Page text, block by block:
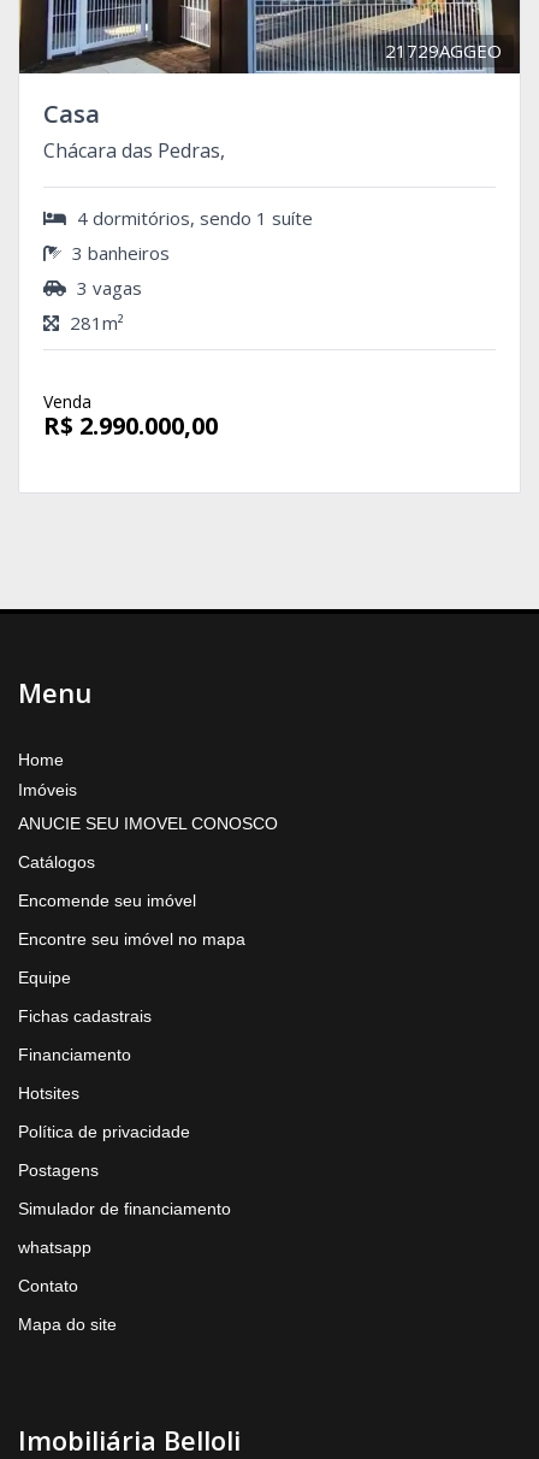
21729AGGEO
Casa
Chácara das Pedras,
4 dormitórios, sendo 1 suíte
3 banheiros
3 vagas
281m²
Venda
R$ 2.990.000,00
Menu
Home
Imóveis
ANUCIE SEU IMOVEL CONOSCO
Catálogos
Encomende seu imóvel
Encontre seu imóvel no mapa
Equipe
Fichas cadastrais
Financiamento
Hotsites
Política de privacidade
Postagens
Simulador de financiamento
whatsapp
Contato
Mapa do site
Imobiliária Belloli